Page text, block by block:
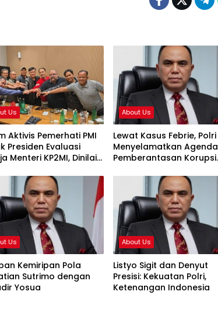
Us
Aktivis Pemerhati PMI
Presiden Evaluasi
Menteri KP2MI, Dinilai
About Us
Lewat Kasus Febrie, Polri
Menyelamatkan Agenda
Pemberantasan Korupsi
Us
Kemiripan Pola
Sutrimo dengan
Yosua
About Us
Listyo Sigit dan Denyut
Presisi: Kekuatan Polri,
Ketenangan Indonesia